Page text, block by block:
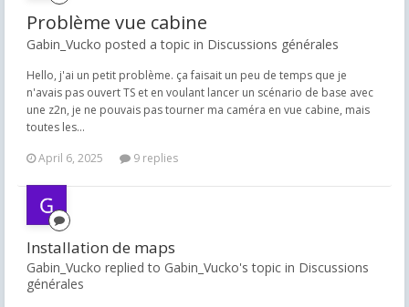
Problème vue cabine
Gabin_Vucko posted a topic in Discussions générales
Hello, j'ai un petit problème. ça faisait un peu de temps que je
n'avais pas ouvert TS et en voulant lancer un scénario de base avec
une z2n, je ne pouvais pas tourner ma caméra en vue cabine, mais
toutes les...
April 6, 2025
9 replies
Installation de maps
Gabin_Vucko replied to Gabin_Vucko's topic in Discussions
générales